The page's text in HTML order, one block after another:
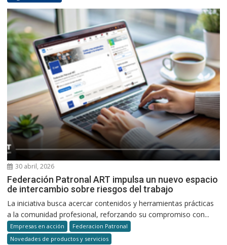
30 abril, 2026
Federación Patronal ART impulsa un nuevo espacio
de intercambio sobre riesgos del trabajo
La iniciativa busca acercar contenidos y herramientas prácticas
a la comunidad profesional, reforzando su compromiso con...
Empresas en acción
Federacion Patronal
Novedades de productos y servicios